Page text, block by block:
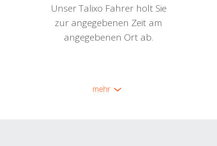
Unser Talixo Fahrer holt Sie
zur angegebenen Zeit am
angegebenen Ort ab.
mehr